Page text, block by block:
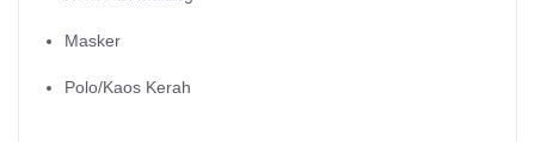
Masker
Polo/Kaos Kerah